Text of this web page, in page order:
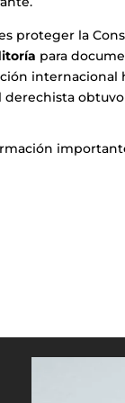
proteger la
para
derechista